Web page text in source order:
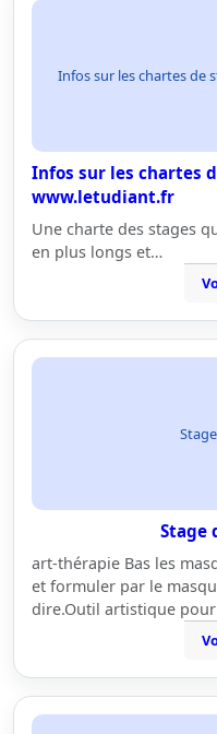
Infos sur les chartes de
Infos sur les chartes
www.letudiant.fr
Une charte des stages
en plus longs et…
Stage
art-thérapie Bas les
et formuler par le
dire.Outil artistique